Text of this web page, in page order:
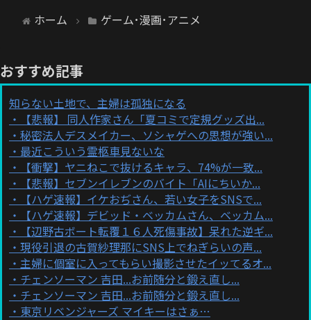
ホーム ゲーム･漫画･アニメ
おすすめ記事
知らない土地で、主婦は孤独になる
【悲報】 同人作家さん「夏コミで定規グッズ出...
秘密法人デスメイカー、ソシャゲへの思想が強い...
最近こういう霊柩車見ないな
【衝撃】ヤニねこで抜けるキャラ、74%が一致...
【悲報】セブンイレブンのバイト「AIにちいか...
【ハゲ速報】イケおぢさん、若い女子をSNSで...
【ハゲ速報】デビッド・ベッカムさん、ベッカム...
【辺野古ボート転覆１６人死傷事故】呆れた逆ギ...
現役引退の古賀紗理那にSNS上でねぎらいの声...
主婦に個室に入ってもらい撮影させたイッてるオ...
チェンソーマン 吉田...お前随分と鍛え直し...
チェンソーマン 吉田...お前随分と鍛え直し...
東京リベンジャーズ マイキーはさぁ…